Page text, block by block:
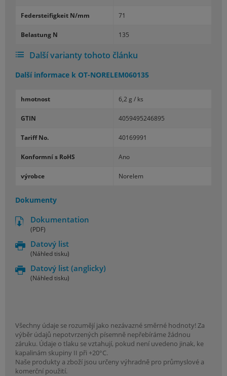
Fe­der­s­te­i­fi­g­keit N/mm 71
Be­lastung N 135
Další varianty tohoto článku
Další informace k OT-NORELEM060135
hmotnost 6,2 g / ks
GTIN 4059495246895
Tariff No. 40169991
Konformní s RoHS Ano
výrobce Norelem
Dokumenty
Dokumentation
(PDF)
Datový list
(Náhled tisku)
Datový list (anglicky)
(Náhled tisku)
Všechny údaje se rozumějí jako nezávazné směrné hodnoty! Za
výběr údajů nepotvrzených písemně nepřebíráme žádnou
záruku. Údaje o tlaku se vztahují, pokud není uvedeno jinak, ke
kapalinám skupiny II při +20°C.
Naše produkty a zboží jsou určeny výhradně pro průmyslové a
komerční použití.